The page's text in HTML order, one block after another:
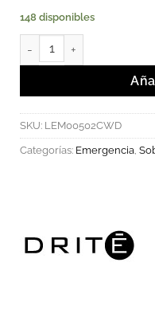
148 disponibles
BERGEN - Luminaria
SKU: LEM00502CWD
Categorías: Emergencia